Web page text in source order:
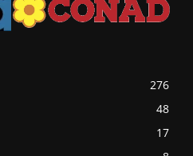
276
48
17